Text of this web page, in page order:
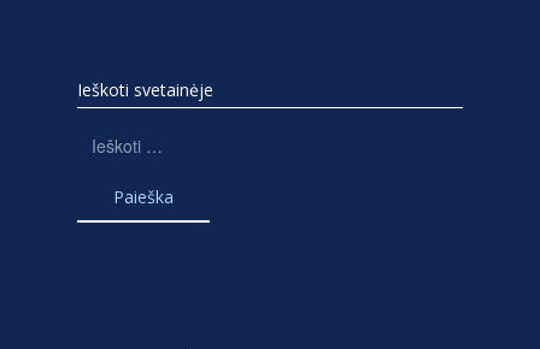
Ieškoti svetainėje